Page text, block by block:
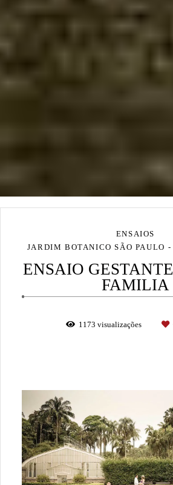
ENSAIOS
JARDIM BOTANICO SÃO PAULO
ENSAIO
FAMILIA
1173 visualizações